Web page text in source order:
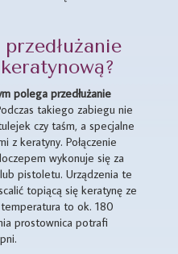
polega przedłużanie
takiego zabiegu nie
czy taśm, a specjalne
z keratyny. Połączenie
wykonuje się za
pistoletu. Urządzenia te
topiącą się keratynę ze
temperatura to ok. 180
prostownica potrafi